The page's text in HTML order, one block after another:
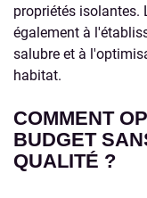
propriétés isolantes.
également à
salubre et à
habitat.
COMMENT
BUDGET
QUALITÉ ?